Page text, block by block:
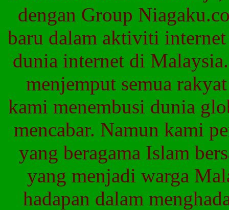
dengan Group
baru dalam aktiviti
dunia internet di Malaysia.
menjemput semua rakyat
kami menembusi dunia
mencabar. Namun kami
yang beragama Islam
yang menjadi warga
hadapan dalam